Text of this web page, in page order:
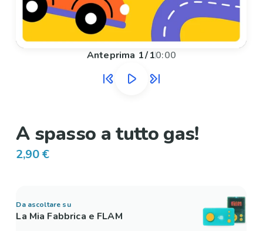
Anteprima 1/10:00
A spasso a tutto gas!
2,90 €
Da ascoltare su
La Mia Fabbrica e FLAM